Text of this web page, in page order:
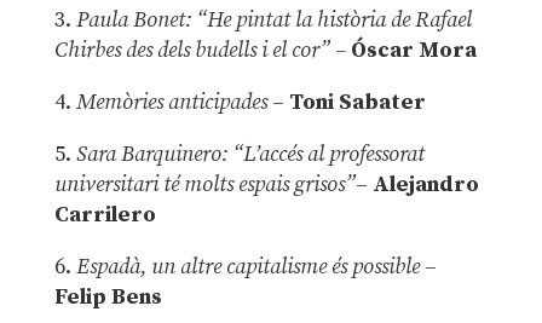
3. Paula Bonet: “He pintat la història de Rafael
Chirbes des dels budells i el cor” –Óscar Mora
4. Memòries anticipades– Toni Sabater
5. Sara Barquinero: “L’accés al professorat
universitari té molts espais grisos”– Alejandro
Carrilero
6. Espadà, un altre capitalisme és possible –
Felip Bens